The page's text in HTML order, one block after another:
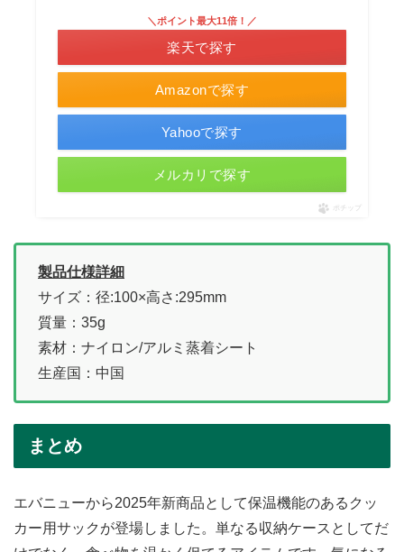
Amazonで探す
＼ポイント最大11倍！／
楽天で探す
Yahooで探す
メルカリで探す
ポチップ
製品仕様詳細
サイズ：径:100×高さ:295mm
質量：35g
素材：ナイロン/アルミ蒸着シート
生産国：中国
まとめ
エバニューから2025年新商品として保温機能のあるクッ
カー用サックが登場しました。単なる収納ケースとしてだ